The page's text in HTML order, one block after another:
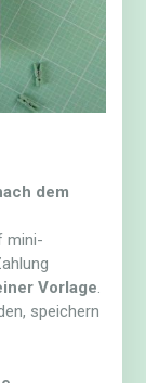
dem
mini-
Vorlage.
speichern